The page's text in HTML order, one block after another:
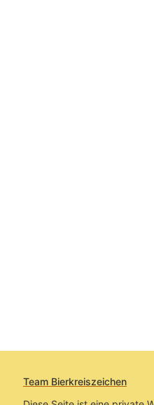
Team Bierkreiszeichen